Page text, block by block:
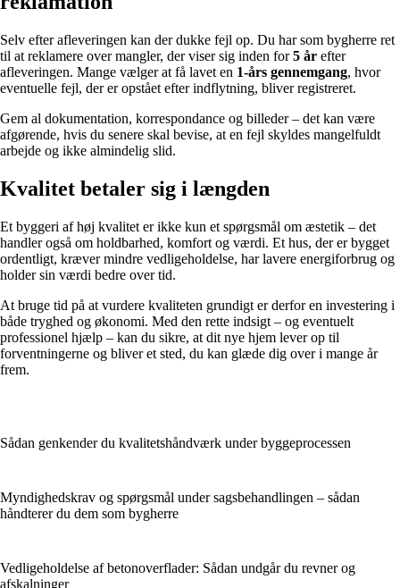
Selv efter afleveringen kan der dukke fejl op. Du har som bygherre ret
til at reklamere over mangler, der viser sig inden for5 år efter
afleveringen. Mange vælger at få lavet en 1-års gennemgang, hvor
eventuelle fejl, der er opstået efter indflytning, bliver registreret.
Gem al dokumentation, korrespondance og billeder – det kan være
afgørende, hvis du senere skal bevise, at en fejl skyldes mangelfuldt
arbejde og ikke almindelig slid.
Kvalitet betaler sig i længden
Et byggeri af høj kvalitet er ikke kun et spørgsmål om æstetik – det
handler også om holdbarhed, komfort og værdi. Et hus, der er bygget
ordentligt, kræver mindre vedligeholdelse, har lavere energiforbrug og
holder sin værdi bedre over tid.
At bruge tid på at vurdere kvaliteten grundigt er derfor en investering i
både tryghed og økonomi. Med den rette indsigt – og eventuelt
professionel hjælp – kan du sikre, at dit nye hjem lever op til
forventningerne og bliver et sted, du kan glæde dig over i mange år
frem.
Sådan genkender du kvalitets­håndværk under byggeprocessen
Myndighedskrav og spørgsmål under sagsbehandlingen – sådan
håndterer du dem som bygherre
Vedligeholdelse af betonoverflader: Sådan undgår du revner og
afskalninger